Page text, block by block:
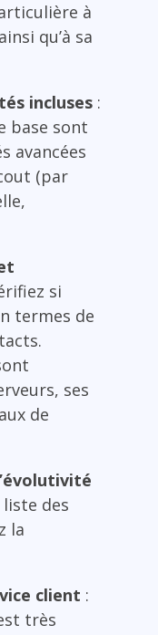
à
qu’à sa
incluses :
base sont
avancées
(par
si
termes de
ses
de
des
la
client :
très